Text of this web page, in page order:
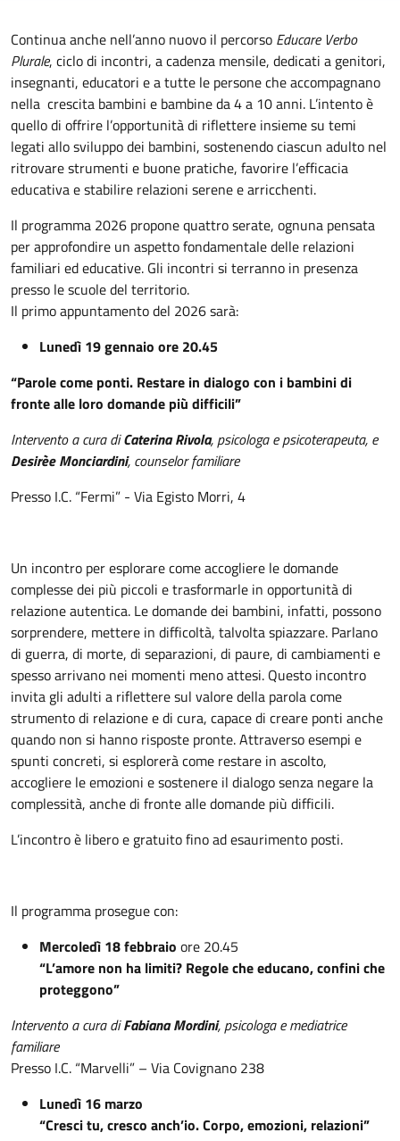
Descrizione
Continua anche nell’anno nuovo il percorso Educare Verbo
Plurale, ciclo di incontri, a cadenza mensile, dedicati a genitori,
insegnanti, educatori e a tutte le persone che accompagnano
nella crescita bambini e bambine da 4 a 10 anni. L’intento è
quello di offrire l’opportunità di riflettere insieme su temi
legati allo sviluppo dei bambini, sostenendo ciascun adulto nel
ritrovare strumenti e buone pratiche, favorire l’efficacia
educativa e stabilire relazioni serene e arricchenti.
Il programma 2026 propone quattro serate, ognuna pensata
per approfondire un aspetto fondamentale delle relazioni
familiari ed educative. Gli incontri si terranno in presenza
presso le scuole del territorio.
Il primo appuntamento del 2026 sarà:
Lunedì 19 gennaio ore 20.45
“Parole come ponti. Restare in dialogo con i bambini di
fronte alle loro domande più difficili”
Intervento a cura diCaterina Rivola, psicologa e psicoterapeuta, e
Desirèe Monciardini, counselor familiare
Presso I.C. “Fermi” - Via Egisto Morri, 4
Un incontro per esplorare come accogliere le domande
complesse dei più piccoli e trasformarle in opportunità di
relazione autentica. Le domande dei bambini, infatti, possono
sorprendere, mettere in difficoltà, talvolta spiazzare. Parlano
di guerra, di morte, di separazioni, di paure, di cambiamenti e
spesso arrivano nei momenti meno attesi. Questo incontro
invita gli adulti a riflettere sul valore della parola come
strumento di relazione e di cura, capace di creare ponti anche
quando non si hanno risposte pronte. Attraverso esempi e
spunti concreti, si esplorerà come restare in ascolto,
accogliere le emozioni e sostenere il dialogo senza negare la
complessità, anche di fronte alle domande più difficili.
L’incontro è libero e gratuito fino ad esaurimento posti.
Il programma prosegue con:
Mercoledì 18 febbraio ore 20.45
“L’amore non ha limiti? Regole che educano, confini che
proteggono”
Intervento a cura diFabiana Mordini, psicologa e mediatrice
familiare
Presso I.C. “Marvelli” – Via Covignano 238
Lunedì 16 marzo
“Cresci tu, cresco anch’io. Corpo, emozioni, relazioni”